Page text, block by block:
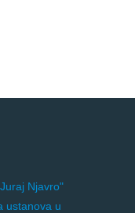
Njavro"
ustanova u